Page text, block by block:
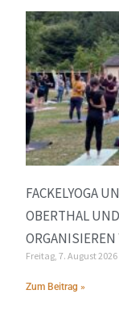
FACKELYOGA
OBERTHAL
ORGANISIEREN
Freitag, 7. August 2026
Zum Beitrag »